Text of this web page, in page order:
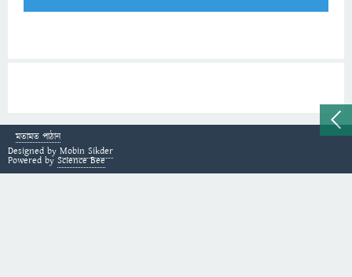
মতামত পাঠান
Designed by Mobin Sikder
Powered by Science Bee